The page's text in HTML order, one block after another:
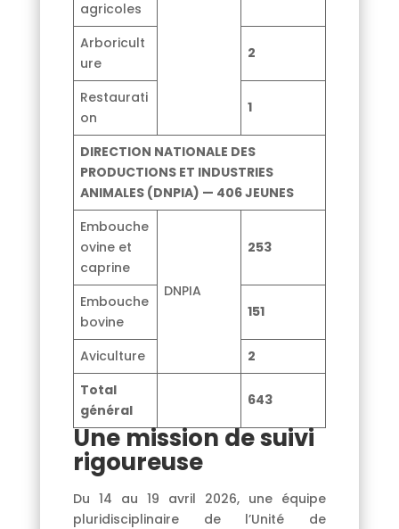
agricoles
Arboricult
ure
2
Restaurati
on
1
DIRECTION NATIONALE DES
PRODUCTIONS ET INDUSTRIES
ANIMALES (DNPIA) — 406 JEUNES
Embouche
ovine et
caprine
DNPIA
253
Embouche
bovine
151
Aviculture
2
Total
général
643
Une mission de suivi
rigoureuse
Du 14 au 19 avril 2026, une équipe
pluridisciplinaire de l’Unité de